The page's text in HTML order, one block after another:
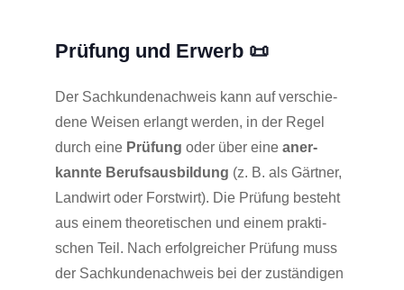
Prü­fung und Erwerb 📜
Der Sach­kun­de­nach­weis kann auf ver­schie­
de­ne Wei­sen erlangt wer­den, in der Regel
durch eine Prü­fung oder über eine aner­
kann­te Berufs­aus­bil­dung (z. B. als Gärt­ner,
Land­wirt oder Forst­wirt). Die Prü­fung besteht
aus einem theo­re­ti­schen und einem prak­ti­
schen Teil. Nach erfolg­rei­cher Prü­fung muss
der Sach­kun­de­nach­weis bei der zustän­di­gen